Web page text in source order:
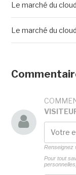
Le marché du
Le marché du
Renseignez
Pour tout